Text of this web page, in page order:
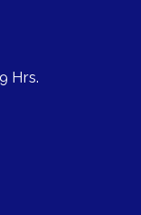
Hrs.